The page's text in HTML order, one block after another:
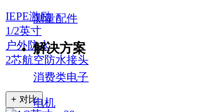
IEPE激励
1/2英寸
户外防水
2芯航空防水接头
+ 对比
测量配件
解决方案
消费类电子
电机